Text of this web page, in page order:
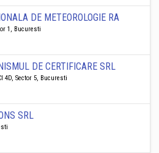
DE METEOROLOGIE RA
1, Bucuresti
DE CERTIFICARE SRL
4D, Sector 5, Bucuresti
SRL